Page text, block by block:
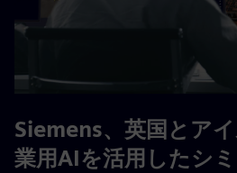
Siemens、英国とア
業用AIを活用したシ